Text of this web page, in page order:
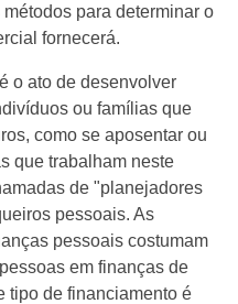
para determinar o
fornecerá.
o ato de desenvolver
ou famílias que
como se aposentar ou
que trabalham neste
de "planejadores
pessoais. As
pessoais costumam
em finanças de
tipo de financiamento é